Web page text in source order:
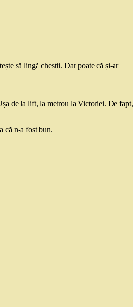
să lingă chestii. Dar poate că și-ar
de la lift, la metrou la Victoriei. De fapt,
că n-a fost bun.